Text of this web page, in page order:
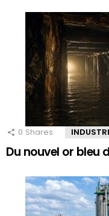
0 Shares
Du nouvel or bleu